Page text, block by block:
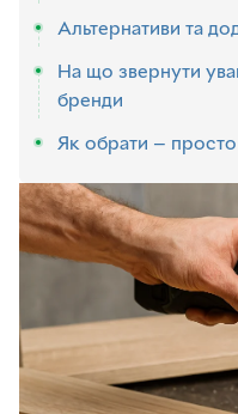
Альтернативи та
На що звернути
бренди
Як обрати — просто